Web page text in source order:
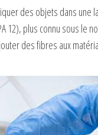
des objets dans une
plus connu sous le
des fibres aux